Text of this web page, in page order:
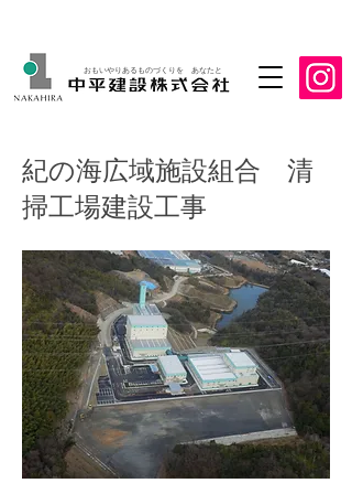
おもいやりあるものづくりを あなたと
紀の海広域施設組合 清
掃工場建設工事